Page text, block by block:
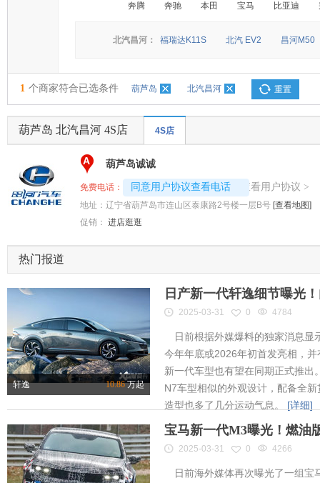
奔腾 奔驰 本田 宝马 比亚迪
北汽昌河： 福瑞达K11S 北汽 EV2 昌河M50
1 个商家符合已选条件 葫芦岛 北汽昌河 重置
葫芦岛 北汽昌河 4S店 4S店
A 葫芦岛诚诚
免费电话： 同意用户协议查看电话
4008192696-8720 查看用户协议 >
地址： 辽宁省葫芦岛市连山区泰康路2号楼一层B号 [查看地图]
促销： 进店逛逛
热门报道
轩逸 10.86万起
日产新一代轩逸细节曝光
2025-03-31 0 4784
日前根据外媒爆料的独家消息显
今年年底或2026年初首发亮相，
新一代车型也有望在同期正式推出
N7车型相似的外观设计，配备全
造型也多了几分运动气息。 [详细]
宝马新一代M3曝光！燃油
2025-03-31 0 4266
日前海外媒体再次曝光了一组宝